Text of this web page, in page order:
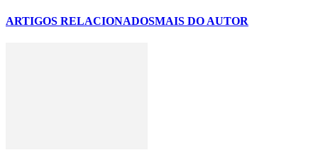
ARTIGOS RELACIONADOSMAIS DO AUTOR